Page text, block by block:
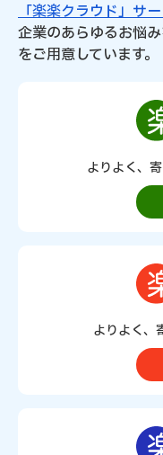
「楽楽クラウド」サ
企業のあらゆるお悩
をご用意しています。
よりよく、
よりよく、